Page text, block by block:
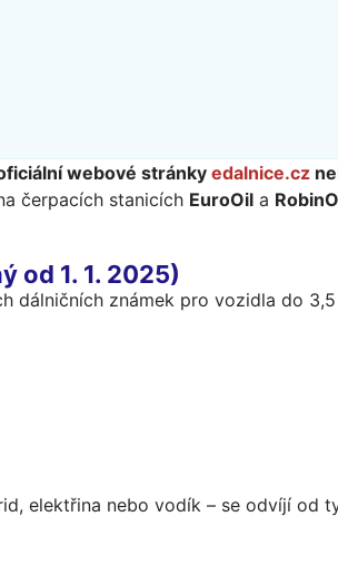
webové stránky edalnice.cz
čerpacích stanicích EuroOila
od 1. 1. 2025)
dálničních známek pro vozidla do
elektřina nebo vodík – se odvíjí od